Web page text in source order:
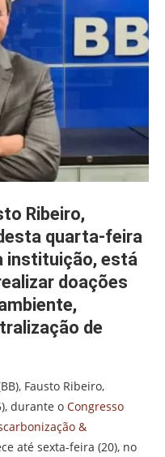
Ribeiro,
quarta-feira
instituição, está
doações
de
Fausto Ribeiro,
durante o Congresso
&
até sexta-feira (20), no